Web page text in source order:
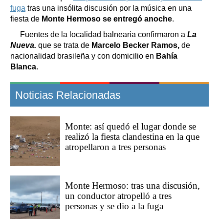
Servicios
Farmacias
Transportes
Loterías
Datos Útiles
Fúnebres
Teléfonos de urgencia
fuga tras una insólita discusión por la música en una
fiesta de Monte Hermoso se entregó anoche.
Fuentes de la localidad balnearia confirmaron a La
Nueva. que se trata de Marcelo Becker Ramos, de
nacionalidad brasileña y con domicilio en Bahía
Blanca.
Noticias Relacionadas
Monte: así quedó el lugar donde se
realizó la fiesta clandestina en la que
atropellaron a tres personas
Monte Hermoso: tras una discusión,
un conductor atropelló a tres
personas y se dio a la fuga